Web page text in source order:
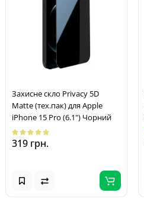
Захисне скло Privacy 5D
Matte (тех.пак) для Apple
iPhone 15 Pro (6.1") Чорний
319 грн.